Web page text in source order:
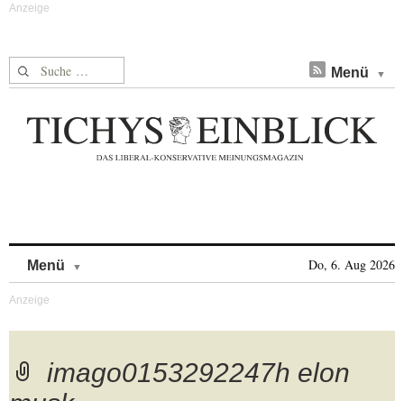
Suche nach: Menü
Menü Do, 6. Aug 2026
imago0153292247h elon